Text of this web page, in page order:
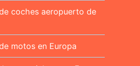
coches aeropuerto de
motos en Europa